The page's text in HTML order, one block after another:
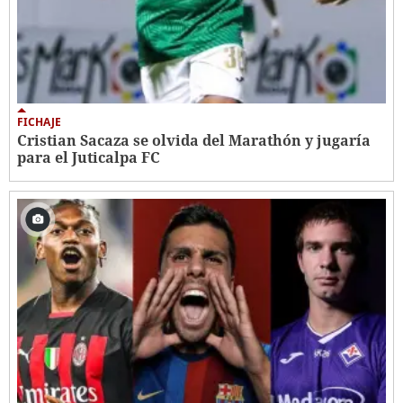
FICHAJE
Cristian Sacaza se olvida del Marathón y jugaría
para el Juticalpa FC